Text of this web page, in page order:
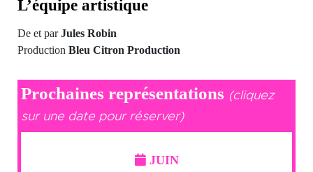
L’équipe artistique
De et parJules Robin
Production Bleu Citron Production
Prochaines représentations (cliquez
sur une date pour réserver)
JUIN